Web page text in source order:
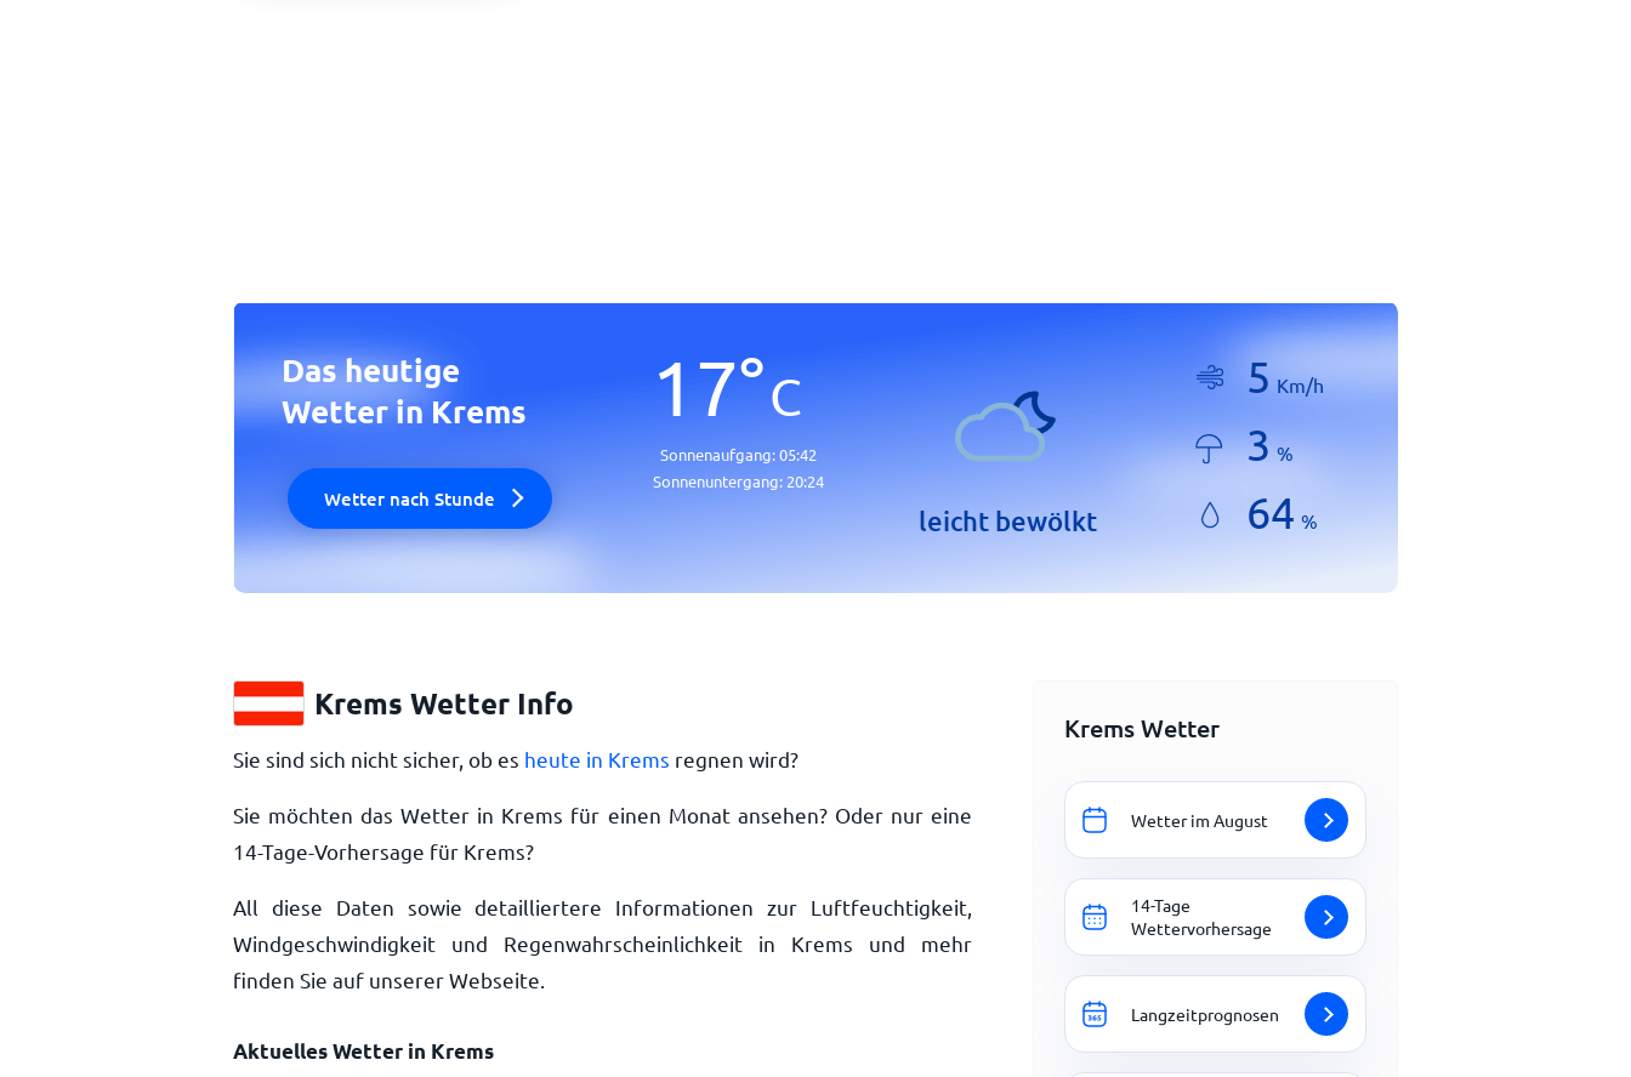
Das heutige
Wetter in Krems
Wetter nach Stunde
17°C
Sonnenaufgang:05:42
Sonnenuntergang: 20:24
leicht bewölkt
5 Km/h
3 %
64 %
Krems Wetter Info
Sie sind sich nicht sicher, ob es heute in Krems regnen wird?
Sie möchten das Wetter in Krems für einen Monat ansehen? Oder nur eine
14-Tage-Vorhersage für Krems?
All diese Daten sowie detailliertere Informationen zur Luftfeuchtigkeit,
Windgeschwindigkeit und Regenwahrscheinlichkeit in Krems und mehr
finden Sie auf unserer Webseite.
Aktuelles Wetter in Krems
Krems Wetter
Wetter im August
14-Tage
Wettervorhersage
Langzeitprognosen